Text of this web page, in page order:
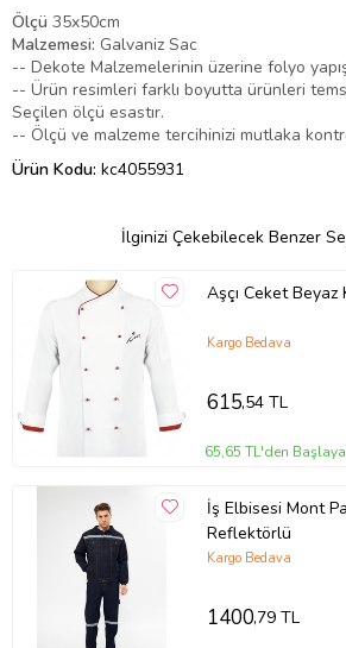
Ölçü 35x50cm
Malzemesi: Galvaniz Sac
-- Dekote Malzemelerinin üzerine folyo
-- Ürün resimleri farklı boyutta ürünleri
Seçilen ölçü esastır.
-- Ölçü ve malzeme tercihinizi mutlaka
Ürün Kodu: kc4055931
İlginizi Çekebilecek Benzer
Aşçı Ceket Beyaz
Kargo Bedava
615,54 TL
65,65 TL'den
İş Elbisesi Mont
Reflektörlü
Kargo Bedava
1400,79 TL